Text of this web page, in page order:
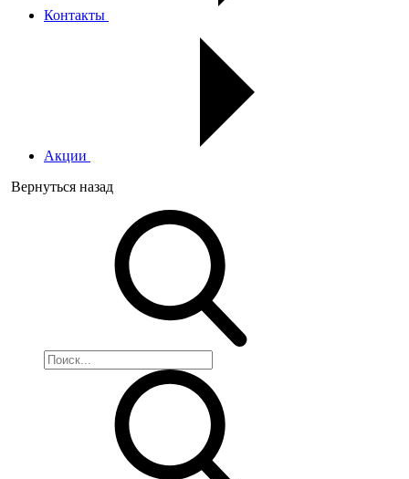
Контакты
Акции
Вернуться назад